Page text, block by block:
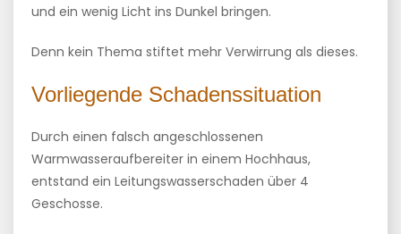
und ein wenig Licht ins Dunkel bringen.
Denn kein Thema stiftet mehr Verwirrung als dieses.
Vorliegende Schadenssituation
Durch einen falsch angeschlossenen
Warmwasseraufbereiter in einem Hochhaus,
entstand ein Leitungswasserschaden über 4
Geschosse.